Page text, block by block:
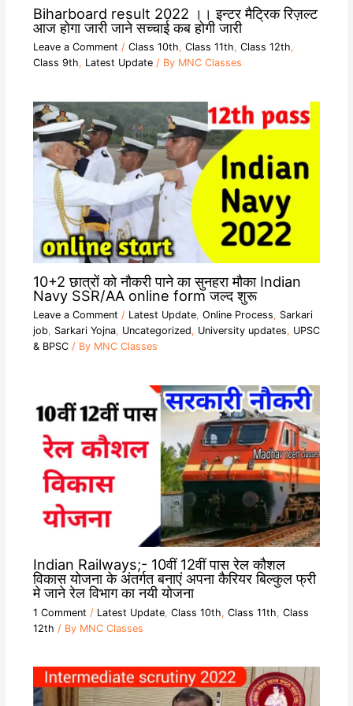
Biharboard result 2022 ।। इन्टर मैट्रिक रिज़ल्ट
आज होगा जारी जाने सच्चाई कब होगी जारी
Leave a Comment / Class 10th, Class 11th, Class 12th,
Class 9th, Latest Update/ By MNC Classes
10+2 छात्रों को नौकरी पाने का सुनहरा मौका Indian
Navy SSR/AA online form जल्द शुरू
Leave a Comment / Latest Update, Online Process, Sarkari
job, Sarkari Yojna, Uncategorized, University updates, UPSC
& BPSC/ By MNC Classes
Indian Railways;- 10वीं 12वीं पास रेल कौशल
विकास योजना के अंतर्गत बनाएं अपना कैरियर बिल्कुल फ्री
मे जाने रेल विभाग का नयी योजना
1 Comment / Latest Update, Class 10th, Class 11th, Class
12th / By MNC Classes